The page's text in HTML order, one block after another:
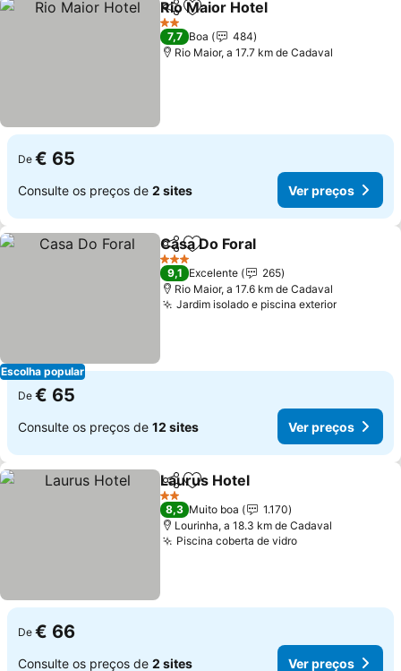
PartilharAdicionar aos favoritos
Rio Maior Hotel
2 Estrelas
7,7 Boa
484
Rio Maior, a 17.7 km de Cadaval
De € 65
Consulte os preços de 2 sites Ver preços
Escolha popular
PartilharAdicionar aos favoritos
Casa Do Foral
3 Estrelas
9,1 Excelente
265
Rio Maior, a 17.6 km de Cadaval
Jardim isolado e piscina exterior
De € 65
Consulte os preços de 12 sites Ver preços
PartilharAdicionar aos favoritos
Laurus Hotel
2 Estrelas
8,3 Muito boa
1.170
Lourinha, a 18.3 km de Cadaval
Piscina coberta de vidro
De € 66
Consulte os preços de 2 sites Ver preços